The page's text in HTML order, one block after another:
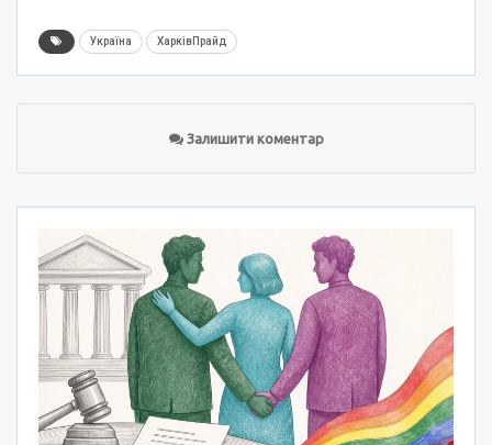
Україна ХарківПрайд
Залишити коментар